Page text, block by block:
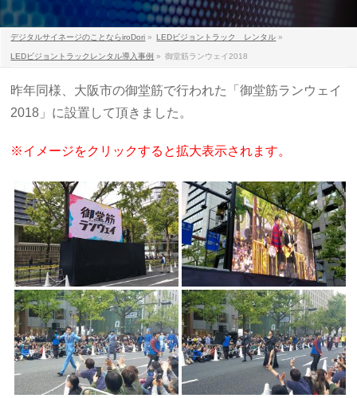
デジタルサイネージのことならiroDori » LEDビジョントラック レンタル »
LEDビジョントラックレンタル導入事例 » 御堂筋ランウェイ2018
昨年同様、大阪市の御堂筋で行われた「御堂筋ランウェイ
2018」に設置して頂きました。
※イメージをクリックすると拡大表示されます。